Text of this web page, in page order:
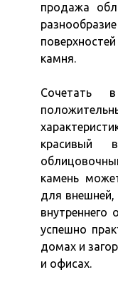
продажа
камня.
Сочетать
красивый
камень
для
успешно
домах и
и офисах.